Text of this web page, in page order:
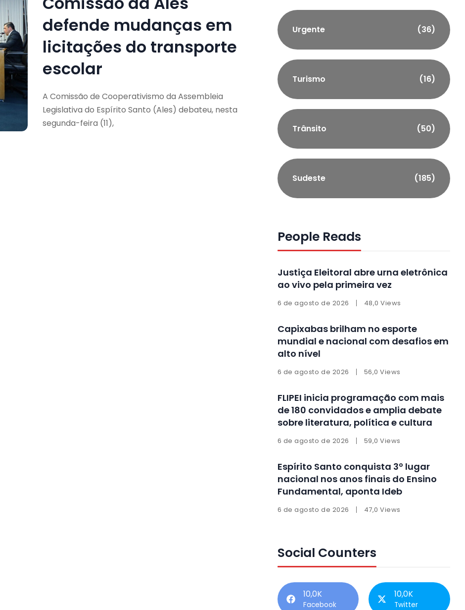
defende mudanças em
licitações do transporte
escolar
A Comissão de Cooperativismo da Assembleia
Legislativa do Espírito Santo (Ales) debateu, nesta
segunda-feira (11),
Urgente (36)
Turismo (16)
Trânsito (50)
Sudeste (185)
People Reads
Justiça Eleitoral abre urna eletrônica
ao vivo pela primeira vez
6 de agosto de 2026 48,0 Views
Capixabas brilham no esporte
mundial e nacional com desafios em
alto nível
6 de agosto de 2026 56,0 Views
FLIPEI inicia programação com mais
de 180 convidados e amplia debate
sobre literatura, política e cultura
6 de agosto de 2026 59,0 Views
Espírito Santo conquista 3º lugar
nacional nos anos finais do Ensino
Fundamental, aponta Ideb
6 de agosto de 2026 47,0 Views
Social Counters
10,0K
Facebook
10,0K
Twitter